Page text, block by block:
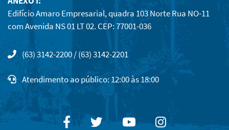
Edifício Amaro Empresarial, quadra 103 Norte Rua NO-11
com Avenida NS 01 LT 02. CEP: 77001-036
(63) 3142-2200 / (63) 3142-2201
Atendimento ao público: 12:00 às 18:00
FacebookTwitterYoutubeInstagram